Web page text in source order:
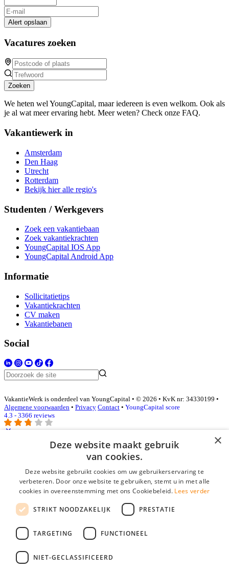
Alert opslaan
Vacatures zoeken
Zoeken
We heten wel YoungCapital, maar iedereen is even welkom. Ook als
je al wat meer ervaring hebt. Meer weten? Check onze FAQ.
Vakantiewerk in
Amsterdam
Den Haag
Utrecht
Rotterdam
Bekijk hier alle regio's
Studenten / Werkgevers
Zoek een vakantiebaan
Zoek vakantiekrachten
YoungCapital IOS App
YoungCapital Android App
Informatie
Sollicitatietips
Vakantiekrachten
CV maken
Vakantiebanen
Social
VakantieWerk is onderdeel van YoungCapital • © 2026 • KvK nr: 34330199 •
Algemene voorwaarden • Privacy Contact • YoungCapital score
4.3 - 3366 reviews
Inloggen als bedrijf
E-mail*
Wachtwoord
login gegevens onthouden
login
Bedrijf aanmelden
×
Deze website maakt gebruik
van cookies.
Deze website gebruikt cookies om uw gebruikerservaring te
verbeteren. Door onze website te gebruiken, stemt u in met alle
cookies in overeenstemming met ons Cookiebeleid. Lees verder
STRIKT NOODZAKELIJK PRESTATIE
TARGETING FUNCTIONEEL
NIET-GECLASSIFICEERD